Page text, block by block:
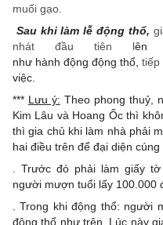
muối gạo.
Sau khi làm lễ động thổ,
nhát đầu tiên lên
như hành động động thổ,tiếp
việc.
*** Lưu ý: Theo phong thuỷ,
Kim Lâu và Hoang Ốc thì
thì gia chủ khi làm nhà phải
hai điều trên để đại diện cúng
. Trước đó phải làm giấy
người mượn tuổi lấy 100.000
. Trong khi động thổ: người
động thổ như trên. Lúc này